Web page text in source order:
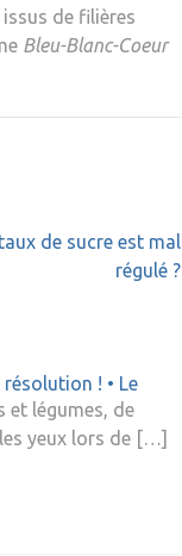
de filières
Bleu-Blanc-Coeur
de sucre est mal
régulé ?
! • Le
et légumes, de
yeux lors de […]